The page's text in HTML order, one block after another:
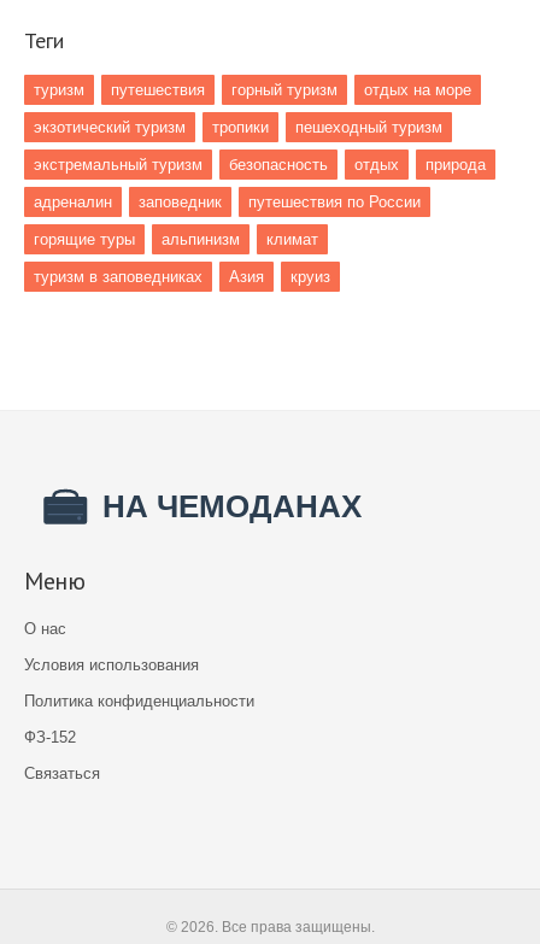
Теги
туризм путешествия горный туризм отдых на море
экзотический туризм тропики пешеходный туризм
экстремальный туризм безопасность отдых природа
адреналин заповедник путешествия по России
горящие туры альпинизм климат
туризм в заповедниках Азия круиз
Меню
О нас
Условия использования
Политика конфиденциальности
ФЗ-152
Связаться
© 2026. Все права защищены.